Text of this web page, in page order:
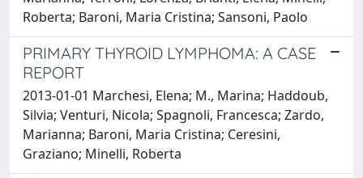
Roberta; Baroni, Maria Cristina; Sansoni, Paolo
PRIMARY THYROID LYMPHOMA: A CASE
REPORT
2013-01-01 Marchesi, Elena; M., Marina; Haddoub,
Silvia; Venturi, Nicola; Spagnoli, Francesca; Zardo,
Marianna; Baroni, Maria Cristina; Ceresini,
Graziano; Minelli, Roberta